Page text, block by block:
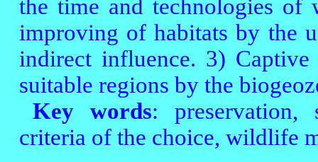
the time and technologies of
improving of habitats by the
indirect influence. 3)
suitable regions by the
Key words: preservation,
criteria of the choice, wildlife